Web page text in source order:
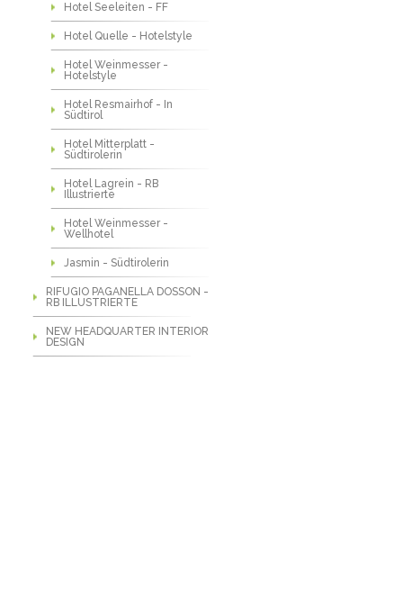
Hotel Seeleiten - FF
Hotel Quelle - Hotelstyle
Hotel Weinmesser -
Hotelstyle
Hotel Resmairhof - In
Südtirol
Hotel Mitterplatt -
Südtirolerin
Hotel Lagrein - RB
Illustrierte
Hotel Weinmesser -
Wellhotel
Jasmin - Südtirolerin
RIFUGIO PAGANELLA DOSSON -
RB ILLUSTRIERTE
NEW HEADQUARTER INTERIOR
DESIGN